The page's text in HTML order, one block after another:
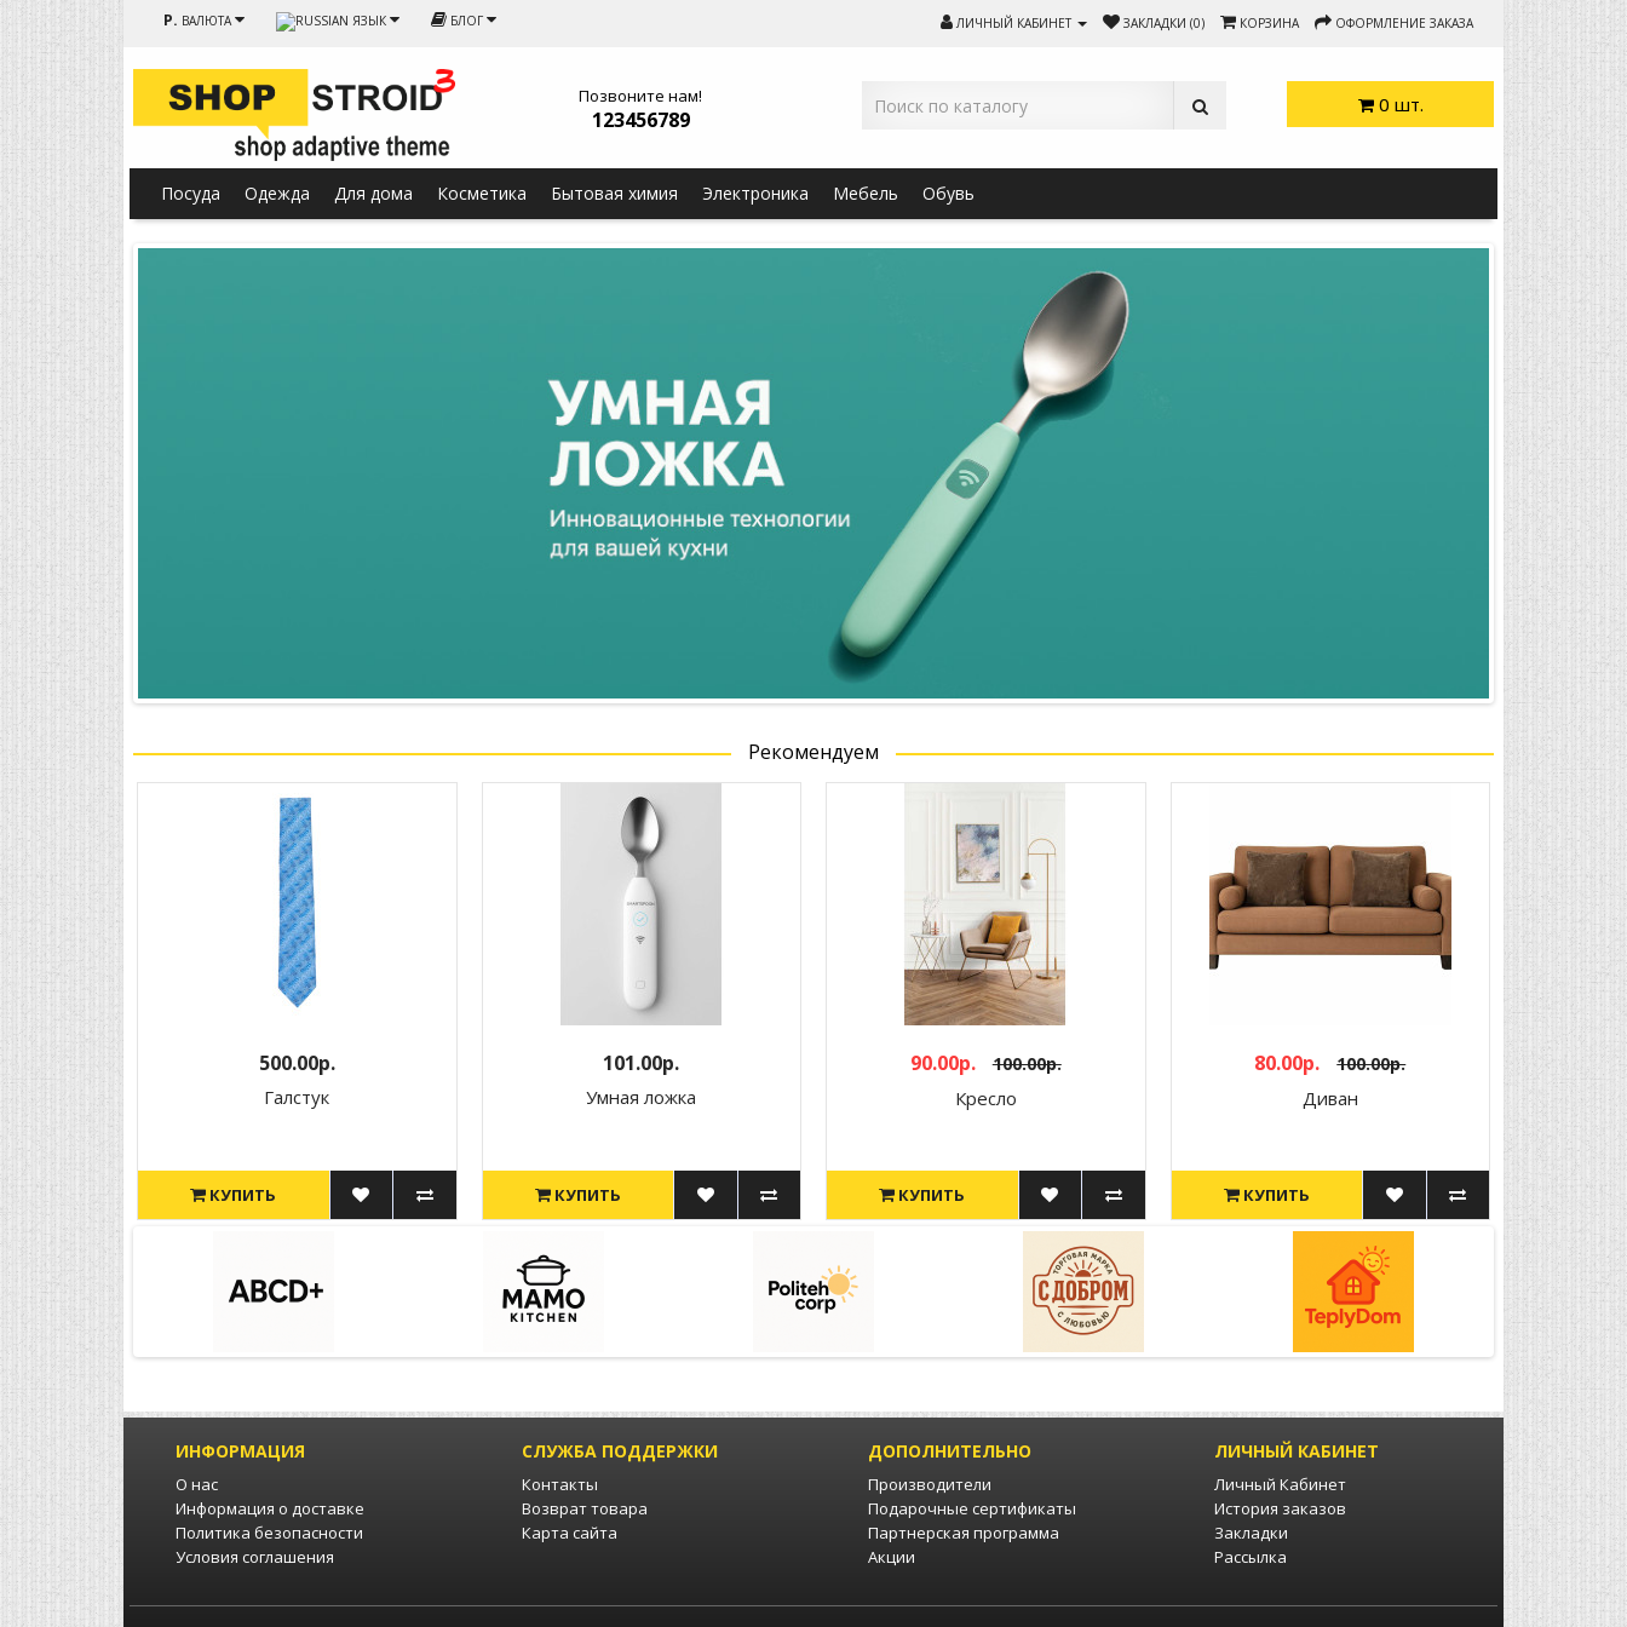
Р. ВАЛЮТА ЯЗЫК БЛОГ ЛИЧНЫЙ КАБИНЕТ ЗАКЛАДКИ (0) КОРЗИНА ОФОРМЛЕНИЕ ЗАКАЗА
Позвоните нам!
123456789
0 шт.
Посуда Одежда Для дома Косметика Бытовая химия Электроника Мебель Обувь
Рекомендуем
500.00р.
Галстук
КУПИТЬ
101.00р.
Умная ложка
КУПИТЬ
90.00р. 100.00р.
Кресло
КУПИТЬ
80.00р. 100.00р.
Диван
КУПИТЬ
ИНФОРМАЦИЯ
О нас
Информация о доставке
Политика безопасности
Условия соглашения
СЛУЖБА ПОДДЕРЖКИ
Контакты
Возврат товара
Карта сайта
ДОПОЛНИТЕЛЬНО
Производители
Подарочные сертификаты
Партнерская программа
Акции
ЛИЧНЫЙ КАБИНЕТ
Личный Кабинет
История заказов
Закладки
Рассылка